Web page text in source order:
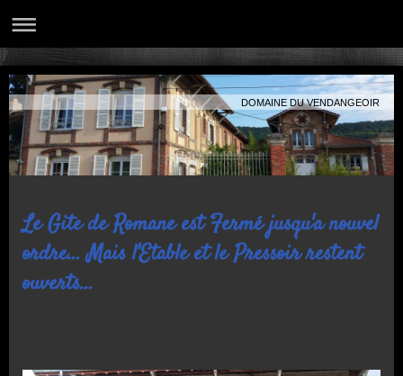
DOMAINE DU VENDANGEOIR
Le Gite de Romane est Fermé jusqu'a nouvel
ordre... Mais l'Etable et le Pressoir restent
ouverts...